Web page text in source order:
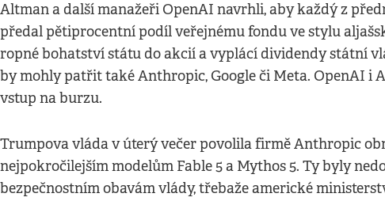
Altman a další manažeři OpenAI navrhli, aby každý z
předal pětiprocentní podíl veřejnému fondu ve stylu
ropné bohatství státu do akcií a vyplácí dividendy státní
by mohly patřit také Anthropic, Google či Meta. OpenAI i
vstup na burzu.
Trumpova vláda v úterý večer povolila firmě Anthropic
nejpokročilejším modelům Fable 5 a Mythos 5. Ty byly
bezpečnostním obavám vlády, třebaže americké